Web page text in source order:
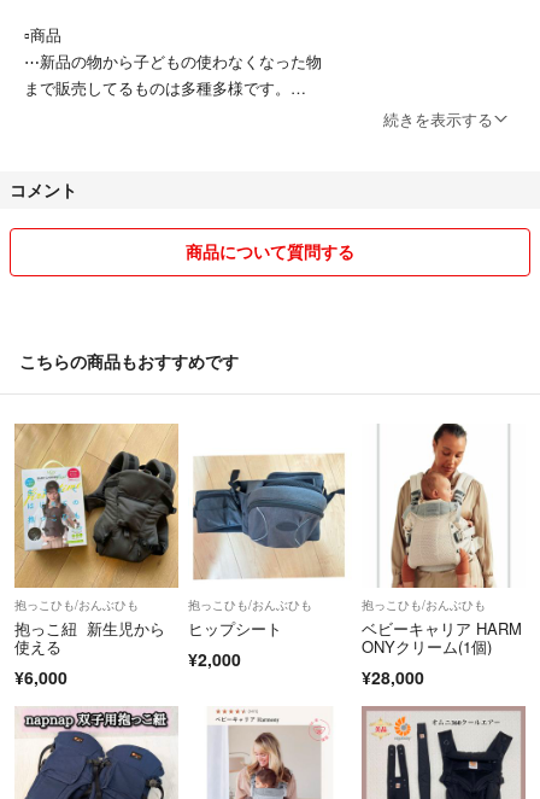
▫商品
⋯新品の物から子どもの使わなくなった物
まで販売してるものは多種多様です。
⚠以上の事から神経質な方はご遠慮下さい(> <)
⋯業者では無い為リサイクル梱包になります。
続きを表示する
コメント
商品について質問する
こちらの商品もおすすめです
抱っこひも/おんぶひも
抱っこ紐 新生児から
使える
¥6,000
抱っこひも/おんぶひも
ヒップシート
¥2,000
抱っこひも/おんぶひも
ベビーキャリア HARM
ONYクリーム(1個)
¥28,000